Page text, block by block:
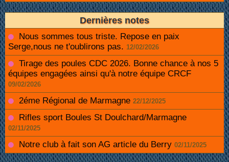
Dernières notes
Nous sommes tous triste. Repose en paix
Serge,nous ne t'oublirons pas. 12/02/2026
Tirage des poules CDC 2026. Bonne chance à nos 5
équipes engagées ainsi qu'à notre équipe CRCF
09/02/2026
2éme Régional de Marmagne 22/12/2025
Rifles sport Boules St Doulchard/Marmagne
02/11/2025
Notre club à fait son AG article du Berry 02/11/2025